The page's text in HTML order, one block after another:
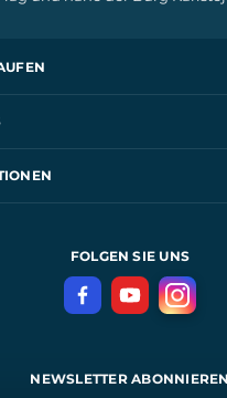
FOLGEN SIE UNS
NEWSLETTER ABONNIEREN